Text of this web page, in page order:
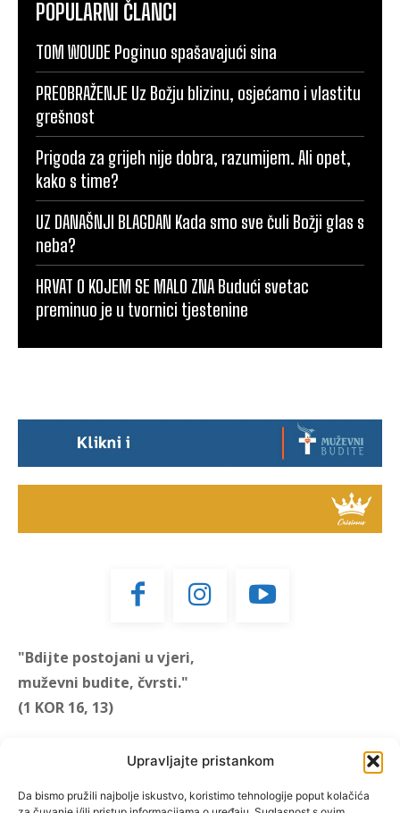
Upravljajte pristankom
Da bismo pružili najbolje iskustvo, koristimo tehnologije poput kolačića
POPULARNI ČLANCI
TOM WOUDE Poginuo spašavajući sina
PREOBRAŽENJE Uz Božju blizinu, osjećamo i vlastitu
grešnost
Prigoda za grijeh nije dobra, razumijem. Ali opet,
kako s time?
UZ DANAŠNJI BLAGDAN Kada smo sve čuli Božji glas s
neba?
HRVAT O KOJEM SE MALO ZNA Budući svetac
preminuo je u tvornici tjestenine
"Bdijte postojani u vjeri,
"Muževni budite" prvi je